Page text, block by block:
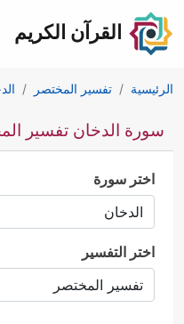
القرآن الكريم
الرئيسية تفسير المختصر
سورة الدخان تفسير
اختر سورة
اختر التفسير